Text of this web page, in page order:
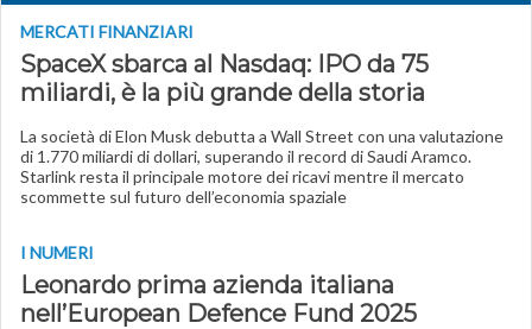
MERCATI FINANZIARI
SpaceX sbarca al Nasdaq: IPO da 75
miliardi, è la più grande della storia
La società di Elon Musk debutta a Wall Street con una valutazione
di 1.770 miliardi di dollari, superando il record di Saudi Aramco.
Starlink resta il principale motore dei ricavi mentre il mercato
scommette sul futuro dell’economia spaziale
I NUMERI
Leonardo prima azienda italiana
nell’European Defence Fund 2025